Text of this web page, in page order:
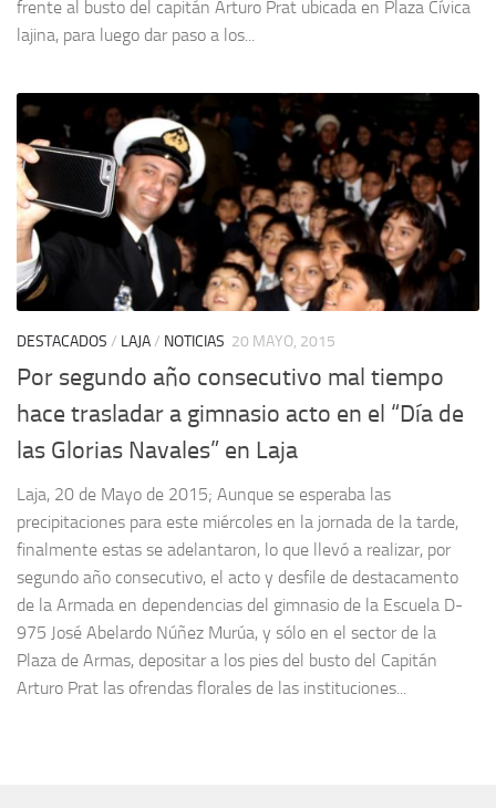
frente al busto del capitán Arturo Prat ubicada en Plaza Cívica
lajina, para luego dar paso a los...
DESTACADOS / LAJA/ NOTICIAS 20 MAYO, 2015
Por segundo año consecutivo mal tiempo
hace trasladar a gimnasio acto en el “Día de
las Glorias Navales” en Laja
Laja, 20 de Mayo de 2015; Aunque se esperaba las
precipitaciones para este miércoles en la jornada de la tarde,
finalmente estas se adelantaron, lo que llevó a realizar, por
segundo año consecutivo, el acto y desfile de destacamento
de la Armada en dependencias del gimnasio de la Escuela D-
975 José Abelardo Núñez Murúa, y sólo en el sector de la
Plaza de Armas, depositar a los pies del busto del Capitán
Arturo Prat las ofrendas florales de las instituciones...